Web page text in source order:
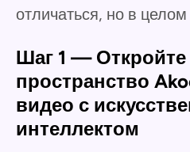
отличаться, но в
Шаг 1 — Откройте
пространство
видео с
интеллектом